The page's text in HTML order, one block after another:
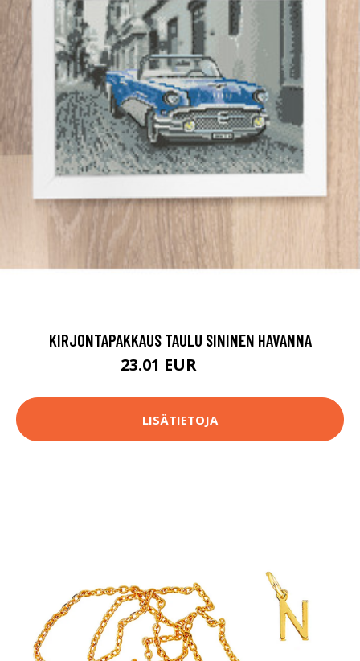
KIRJONTAPAKKAUS TAULU SININEN HAVANNA
23.01 EUR
LISÄTIETOJA